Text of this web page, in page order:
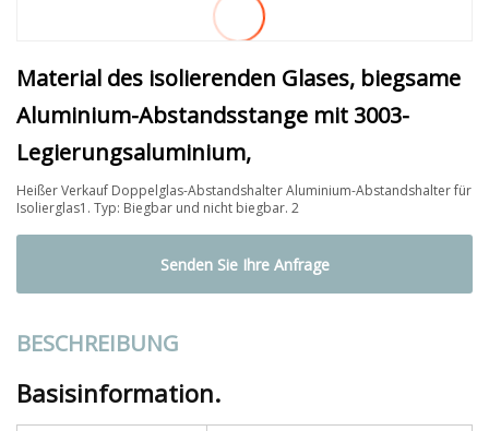
Material des isolierenden Glases, biegsame
Aluminium-Abstandsstange mit 3003-
Legierungsaluminium,
Heißer Verkauf Doppelglas-Abstandshalter Aluminium-Abstandshalter für
Isolierglas1. Typ: Biegbar und nicht biegbar. 2
Senden Sie Ihre Anfrage
BESCHREIBUNG
Basisinformation.